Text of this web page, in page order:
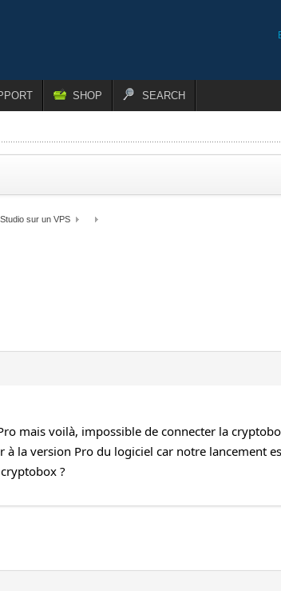
SHOP SEARCH
sur un VPS
mais voilà, impossible de connecter la
la version Pro du logiciel car notre lancement
?